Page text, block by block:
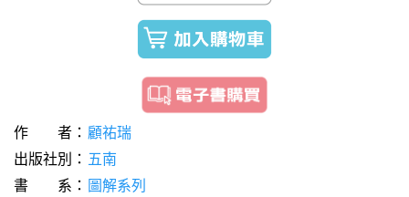
作 者： 顧祐瑞
出版社別： 五南
書 系： 圖解系列